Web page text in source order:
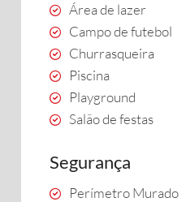
Área de lazer
Campo de futebol
Churrasqueira
Piscina
Playground
Salão de festas
Segurança
Perímetro Murado